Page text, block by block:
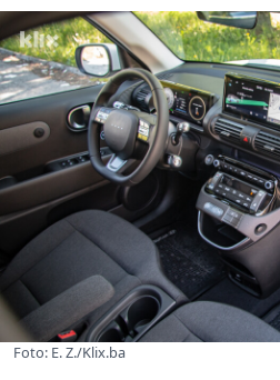
Foto: E. Z./Klix.ba